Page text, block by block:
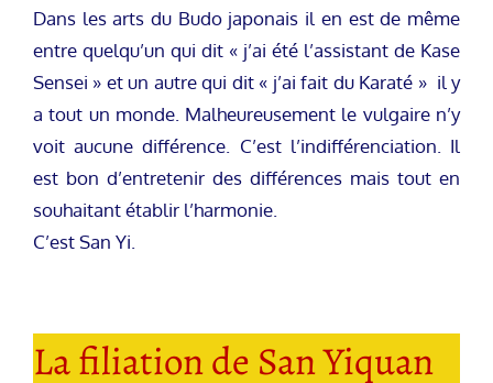
Dans les arts du Budo japonais il en est de même
entre quelqu’un qui dit « j’ai été l’assistant de Kase
Sensei » et un autre qui dit « j’ai fait du Karaté » il y
a tout un monde. Malheureusement le vulgaire n’y
voit aucune différence. C’est l’indifférenciation. Il
est bon d’entretenir des différences mais tout en
souhaitant établir l’harmonie.
C’est San Yi.
La filiation de San Yiquan